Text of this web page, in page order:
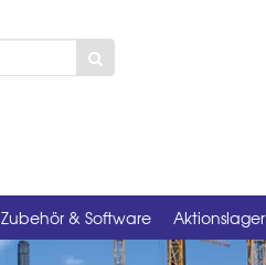
Zubehör & Software Aktionslager